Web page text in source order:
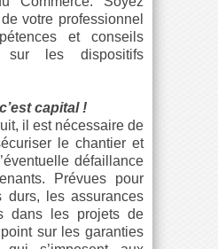
votre professionnel
et conseils
sur les dispositifs
capital !
il est nécessaire de
le chantier et
défaillance
Prévues pour
durs, les assurances
dans les projets de
sur les garanties